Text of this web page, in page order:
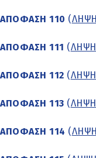
ΑΠΟΦΑΣΗ 110 (ΛΗΨΗ
ΑΠΟΦΑΣΗ 111 (ΛΗΨΗ
ΑΠΟΦΑΣΗ 112 (ΛΗΨΗ
ΑΠΟΦΑΣΗ 113 (ΛΗΨΗ
ΑΠΟΦΑΣΗ 114 (ΛΗΨΗ